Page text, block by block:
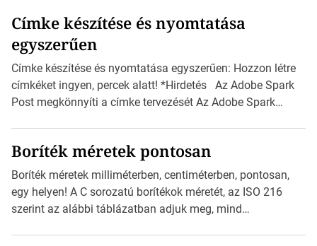
Címke készítése és nyomtatása
egyszerűen
Címke készítése és nyomtatása egyszerűen: Hozzon létre
címkéket ingyen, percek alatt! *Hirdetés Az Adobe Spark
Post megkönnyíti a címke tervezését Az Adobe Spark
igazán foroghatnak a kreatív fogaskerekek, miközben
zajlik a saját címke készítése. Hogyan készítsünk címkét?
Válasszon méretet és alakot: Válassza ki a kívánt címke
méretét. Akár néhány […]
Boríték méretek pontosan
Boríték méretek milliméterben, centiméterben, pontosan,
egy helyen! A C sorozatú borítékok méretét, az ISO 216
szerint az alábbi táblázatban adjuk meg, mind